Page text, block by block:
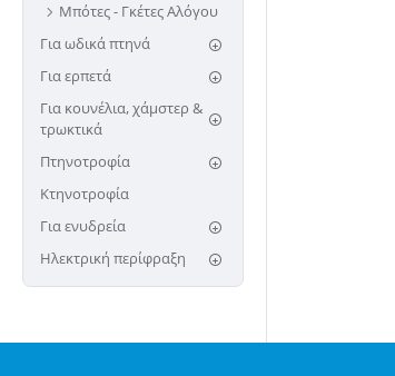
Μπότες - Γκέτες Αλόγου
Για ωδικά πτηνά
Για ερπετά
Για κουνέλια, χάμστερ &
τρωκτικά
Πτηνοτροφία
Κτηνοτροφία
Για ενυδρεία
Ηλεκτρική περίφραξη